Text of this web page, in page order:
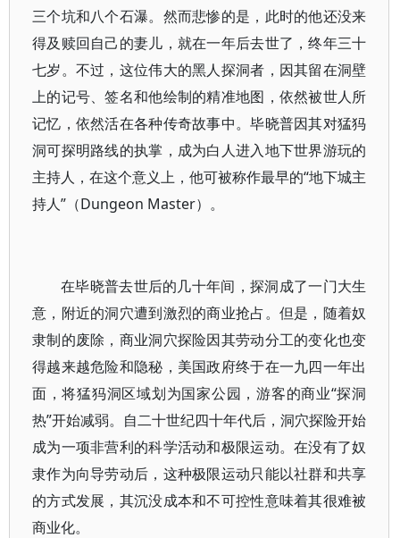
三个坑和八个石瀑。然而悲惨的是，此时的他还没来
得及赎回自己的妻儿，就在一年后去世了，终年三十
七岁。不过，这位伟大的黑人探洞者，因其留在洞壁
上的记号、签名和他绘制的精准地图，依然被世人所
记忆，依然活在各种传奇故事中。毕晓普因其对猛犸
洞可探明路线的执掌，成为白人进入地下世界游玩的
主持人，在这个意义上，他可被称作最早的“地下城主
持人”（Dungeon Master）。
在毕晓普去世后的几十年间，探洞成了一门大生
意，附近的洞穴遭到激烈的商业抢占。但是，随着奴
隶制的废除，商业洞穴探险因其劳动分工的变化也变
得越来越危险和隐秘，美国政府终于在一九四一年出
面，将猛犸洞区域划为国家公园，游客的商业“探洞
热”开始减弱。自二十世纪四十年代后，洞穴探险开始
成为一项非营利的科学活动和极限运动。在没有了奴
隶作为向导劳动后，这种极限运动只能以社群和共享
的方式发展，其沉没成本和不可控性意味着其很难被
商业化。